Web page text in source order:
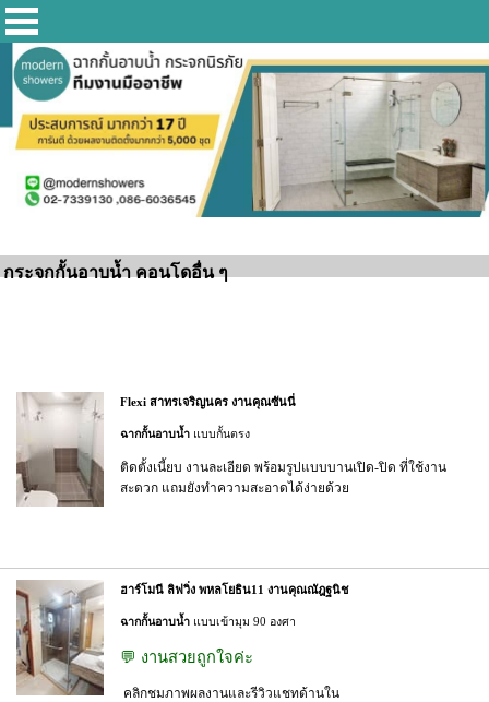
กระจกกั้นอาบน้ำ คอนโดอื่น ๆ
Flexi สาทรเจริญนคร งานคุณซันนี่
ฉากกั้นอาบน้ำ แบบกั้นตรง
ติดตั้งเนี้ยบ งานละเอียด พร้อมรูปแบบบานเปิด-ปิด ที่ใช้งาน
สะดวก แถมยังทำความสะอาดได้ง่ายด้วย
ฮาร์โมนี ลิฟวิ่ง พหลโยธิน11 งานคุณณัฎฐนิช
ฉากกั้นอาบน้ำ แบบเข้ามุม 90 องศา
💬 งานสวยถูกใจค่ะ
คลิกชมภาพผลงานและรีวิวแชทด้านใน